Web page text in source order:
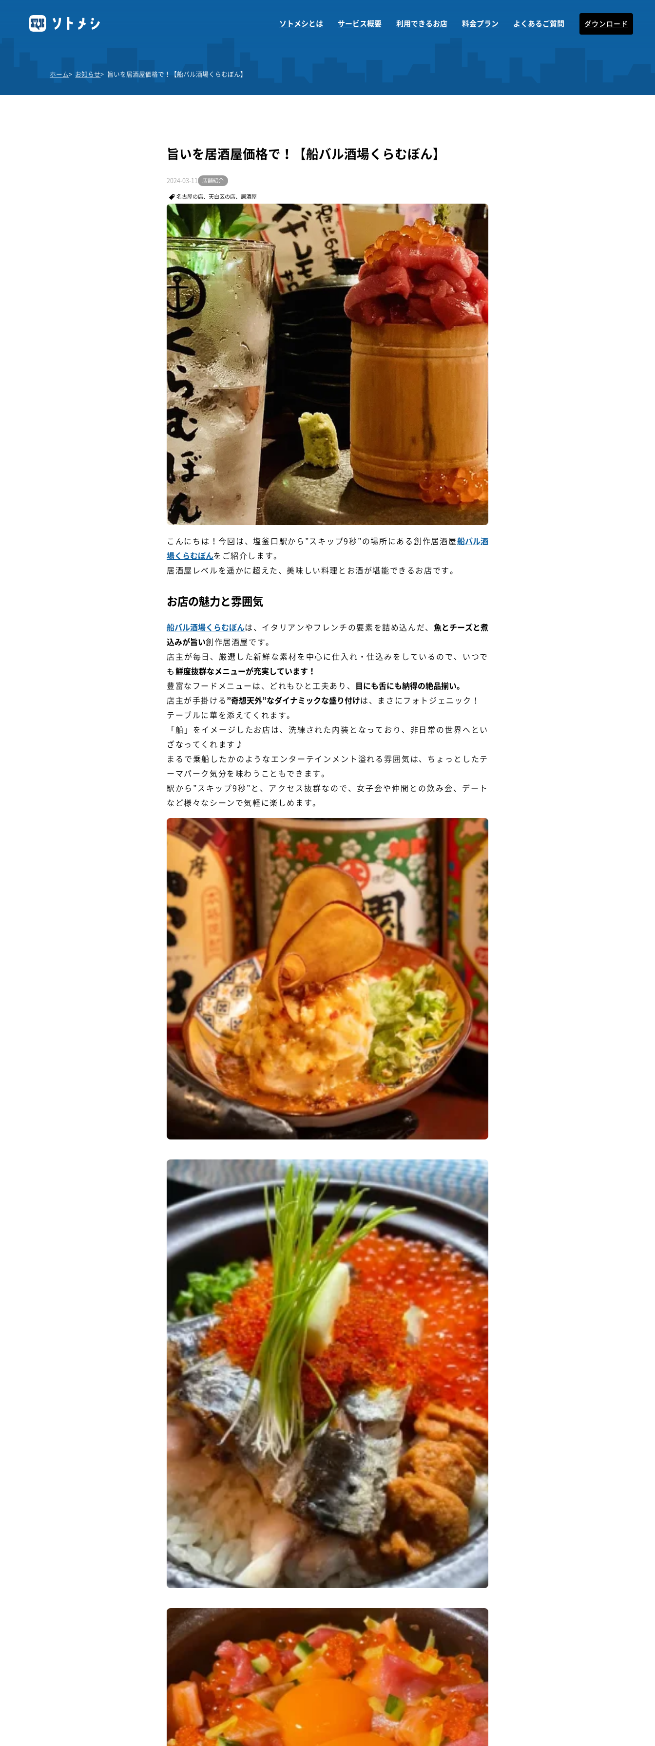
ソトメシとは サービス概要 利用できるお店 料金プラン よくあるご質問 ダウンロード
ホーム お知らせ 旨いを居酒屋価格で！【船バル酒場くらむぼん】
旨いを居酒屋価格で！【船バル酒場くらむぼん】
2024-03-11 店舗紹介
名古屋の店、天白区の店、居酒屋
こんにちは！今回は、塩釜口駅から”スキップ9秒”の場所にある創作居酒屋船バル酒
場くらむぼんをご紹介します。
居酒屋レベルを遥かに超えた、美味しい料理とお酒が堪能できるお店です。
お店の魅力と雰囲気
船バル酒場くらむぼんは、イタリアンやフレンチの要素を詰め込んだ、 魚とチーズと煮
込みが旨い創作居酒屋です。
店主が毎日、厳選した新鮮な素材を中心に仕入れ・仕込みをしているので、いつで
も 鮮度抜群なメニューが充実しています！
豊富なフードメニューは、どれもひと工夫あり、
目にも舌にも納得の絶品揃い。
店主が手掛ける ”奇想天外”なダイナミックな盛り付けは、まさにフォトジェニック！
テーブルに華を添えてくれます。
「船」をイメージしたお店は、洗練された内装となっており、非日常の世界へとい
ざなってくれます♪
まるで乗船したかのようなエンターテインメント溢れる雰囲気は、ちょっとしたテ
ーマパーク気分を味わうこともできます。
駅から”スキップ9秒”と、アクセス抜群なので、女子会や仲間との飲み会、デート
など様々なシーンで気軽に楽しめます。